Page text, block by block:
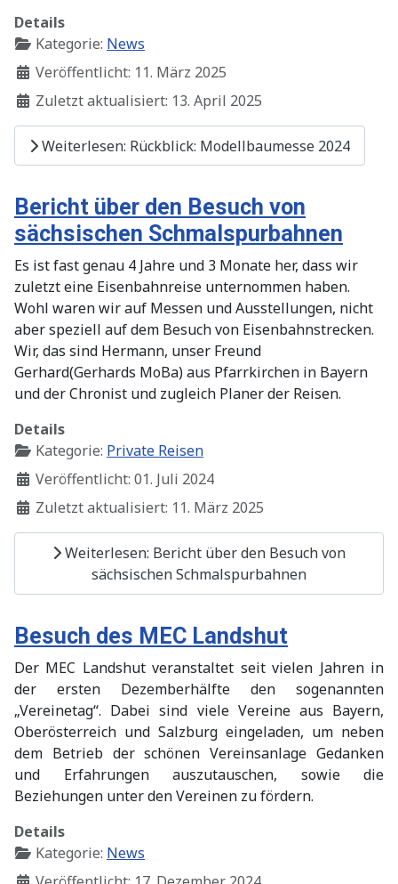
Details
Kategorie: News
Veröffentlicht: 11. März 2025
Zuletzt aktualisiert: 13. April 2025
Weiterlesen: Rückblick: Modellbaumesse 2024
Bericht über den Besuch von
sächsischen Schmalspurbahnen
Es ist fast genau 4 Jahre und 3 Monate her, dass wir
zuletzt eine Eisenbahnreise unternommen haben.
Wohl waren wir auf Messen und Ausstellungen, nicht
aber speziell auf dem Besuch von Eisenbahnstrecken.
Wir, das sind Hermann, unser Freund
Gerhard(Gerhards MoBa) aus Pfarrkirchen in Bayern
und der Chronist und zugleich Planer der Reisen.
Details
Kategorie: Private Reisen
Veröffentlicht: 01. Juli 2024
Zuletzt aktualisiert: 11. März 2025
Weiterlesen: Bericht über den Besuch von
sächsischen Schmalspurbahnen
Besuch des MEC Landshut
Der MEC Landshut veranstaltet seit vielen Jahren in
der ersten Dezemberhälfte den sogenannten
„Vereinetag“. Dabei sind viele Vereine aus Bayern,
Oberösterreich und Salzburg eingeladen, um neben
dem Betrieb der schönen Vereinsanlage Gedanken
und Erfahrungen auszutauschen, sowie die
Beziehungen unter den Vereinen zu fördern.
Details
Kategorie: News